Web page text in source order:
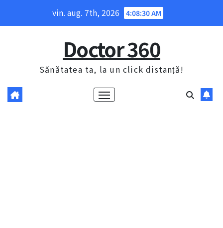
vin. aug. 7th, 2026 4:08:31 AM
Doctor 360
Sănătatea ta, la un click distanță!